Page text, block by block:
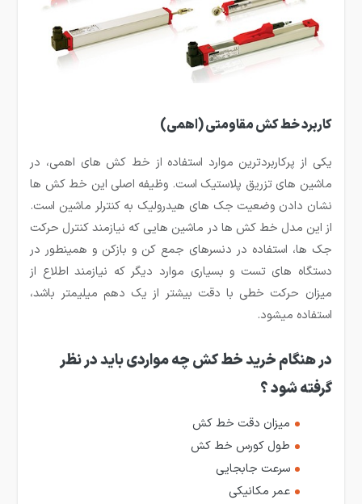
کاربرد خط کش مقاومتی (اهمی)
یکی از پرکاربردترین موارد استفاده از خط کش های اهمی، در
ماشین های تزریق پلاستیک است. وظیفه اصلی این خط کش ها
نشان دادن وضعیت جک های هیدرولیک به کنترلر ماشین است.
از این مدل خط کش ها در ماشین هایی که نیازمند کنترل حرکت
جک ها، استفاده در دنسرهای جمع کن و بازکن و همینطور در
دستگاه های تست و بسیاری موارد دیگر که نیازمند اطلاع از
میزان حرکت خطی با دقت بیشتر از یک دهم میلیمتر باشد،
استفاده میشود.
در هنگام خرید خط کش چه مواردی باید در نظر
گرفته شود ؟
میزان دقت خط کش
طول کورس خط کش
سرعت جابجایی
عمر مکانیکی